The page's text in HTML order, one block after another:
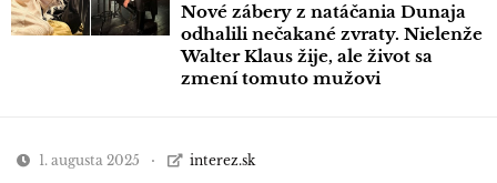
Nové zábery z natáčania Dunaja
odhalili nečakané zvraty. Nielenže
Walter Klaus žije, ale život sa
zmení tomuto mužovi
1. augusta 2025 interez.sk